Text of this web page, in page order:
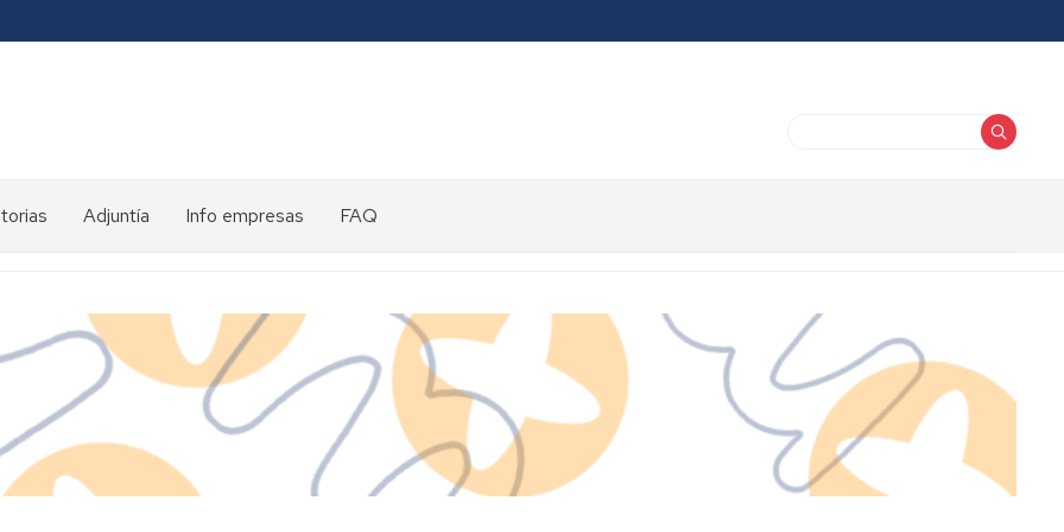
Adjuntía Info empresas FAQ